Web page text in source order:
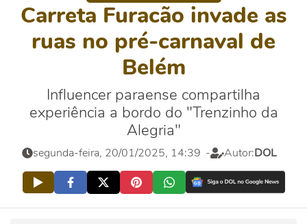
Carreta Furacão invade as
ruas no pré-carnaval de
Belém
Influencer paraense compartilha
experiência a bordo do "Trenzinho da
Alegria"
segunda-feira, 20/01/2025, 14:39 - Autor:DOL